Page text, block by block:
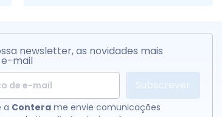
newsletter, as novidades mais
e-mail
Subscrever
a Contera me envie comunicações